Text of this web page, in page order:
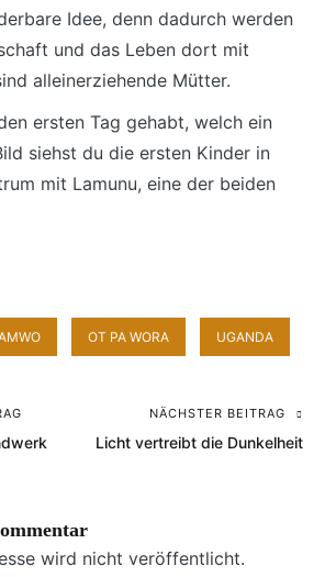
Idee, denn dadurch werden
und das Leben dort mit
alleinerziehende Mütter.
ersten Tag gehabt, welch ein
siehst du die ersten Kinder in
mit Lamunu, eine der beiden
OT PA WORA UGANDA
NÄCHSTER BEITRAG
Licht vertreibt die Dunkelheit
wird nicht veröffentlicht.